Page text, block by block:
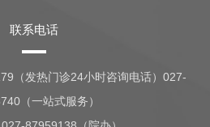
联系电话
（发热门诊24小时咨询电话）027-
（一站式服务）